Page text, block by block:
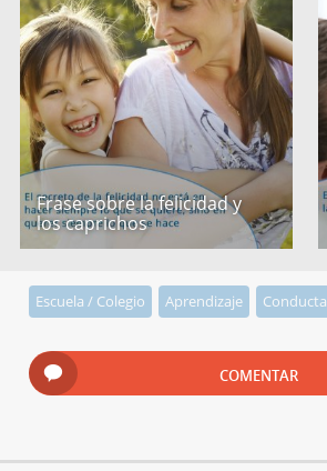
Frase sobre la felicidad y
los caprichos
Escuela / Colegio Aprendizaje Conducta
COMENTAR